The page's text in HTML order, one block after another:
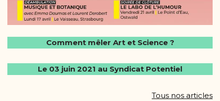
Comment mêler Art et Science ?
Le 03 juin 2021 au Syndicat Potentiel
Tous nos articles